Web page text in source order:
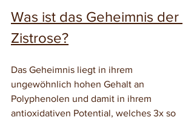
Was ist das Geheimnis der
Zistrose?
Das Geheimnis liegt in ihrem
ungewöhnlich hohen Gehalt an
Polyphenolen und damit in ihrem
antioxidativen Potential, welches 3x so